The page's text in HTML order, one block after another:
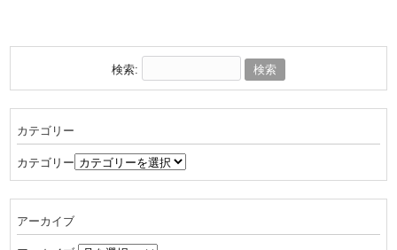
検索:
カテゴリー
カテゴリー
アーカイブ